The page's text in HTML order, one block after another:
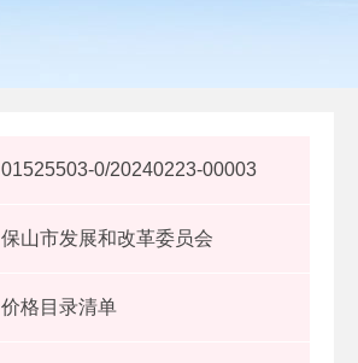
01525503-0/20240223-00003
保山市发展和改革委员会
价格目录清单